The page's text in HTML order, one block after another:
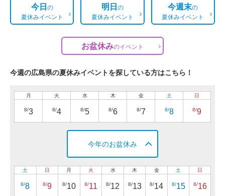
今日の
夏休みイベント
明日の
夏休みイベント
今週末の
夏休みイベント
お盆休みのイベント
今週の広島県の夏休みイベントを探している方はこちら！
月
8/3
火
8/4
水
8/5
木
8/6
金
8/7
土
8/8
日
8/9
今年のお盆休み
土
8/8
日
8/9
月
8/10
火
8/11
水
8/12
木
8/13
金
8/14
土
8/15
日
8/16